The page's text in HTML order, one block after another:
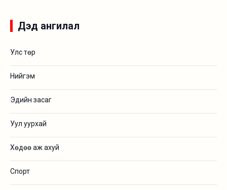
Дэд ангилал
Улс төр
Нийгэм
Эдийн засаг
Уул уурхай
Хөдөө аж ахуй
Спорт